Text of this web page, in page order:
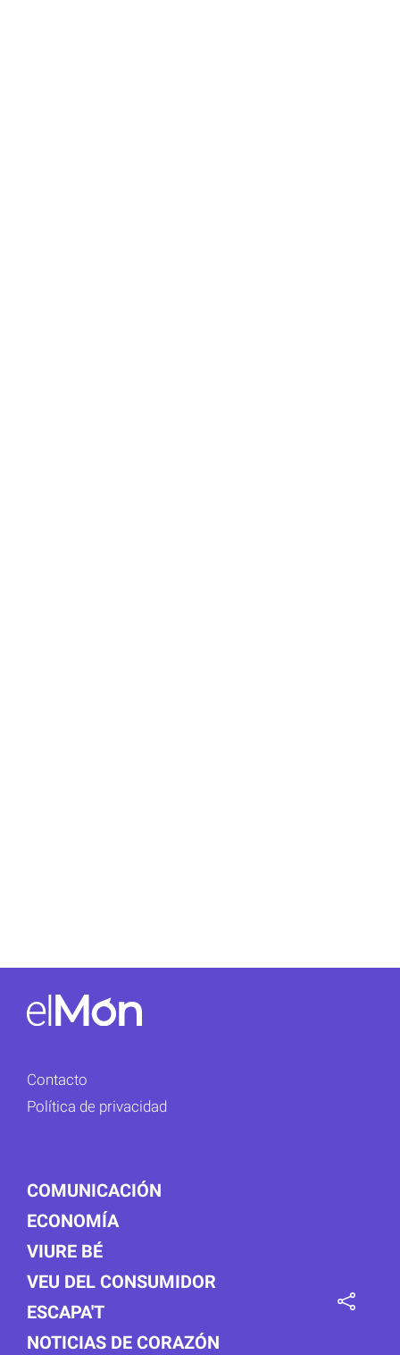
Contacto
Política de privacidad
COMUNICACIÓN
ECONOMÍA
VIURE BÉ
VEU DEL CONSUMIDOR
ESCAPA'T
NOTICIAS DE CORAZÓN